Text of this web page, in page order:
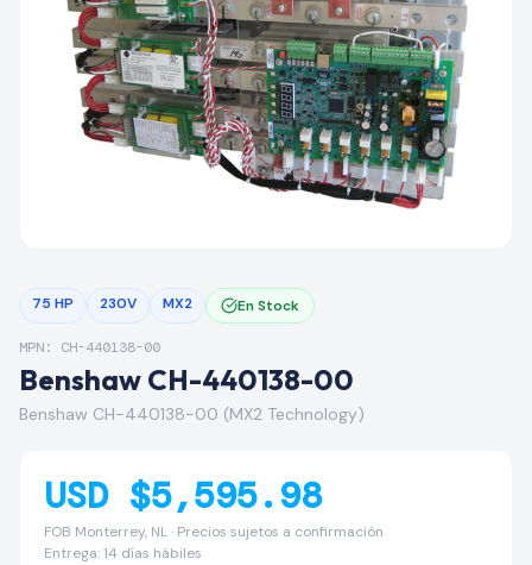
75 HP 230V MX2 En Stock
MPN: CH-440138-00
Benshaw CH-440138-00
Benshaw CH-440138-00 (MX2 Technology)
USD $5,595.98
FOB Monterrey, NL · Precios sujetos a confirmación
Entrega: 14 días hábiles